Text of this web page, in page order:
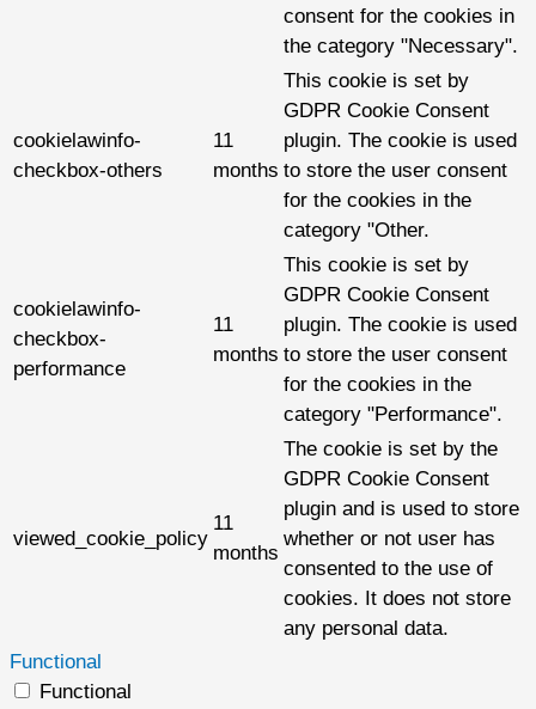
consent for the cookies in
the category "Necessary".
cookielawinfo-
checkbox-others
11
months
This cookie is set by
GDPR Cookie Consent
plugin. The cookie is used
to store the user consent
for the cookies in the
category "Other.
cookielawinfo-
checkbox-
performance
11
months
This cookie is set by
GDPR Cookie Consent
plugin. The cookie is used
to store the user consent
for the cookies in the
category "Performance".
viewed_cookie_policy
11
months
The cookie is set by the
GDPR Cookie Consent
plugin and is used to store
whether or not user has
consented to the use of
cookies. It does not store
any personal data.
Functional
Functional